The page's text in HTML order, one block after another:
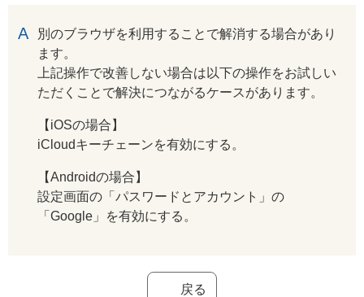
別のブラウザを利用することで解消する場合があり
ます。
上記操作で改善しない場合は以下の操作をお試しい
ただくことで解決につながるケースがあります。
【iOSの場合】
iCloudキーチェーンを有効にする。
【Androidの場合】
設定画面の「パスワードとアカウント」の
「Google」を有効にする。
戻る